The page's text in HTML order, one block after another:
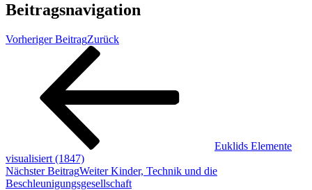
Beitragsnavigation
Vorheriger BeitragZurück
Euklids Elemente
visualisiert (1847)
Nächster BeitragWeiter Kinder, Technik und die
Beschleunigungsgesellschaft